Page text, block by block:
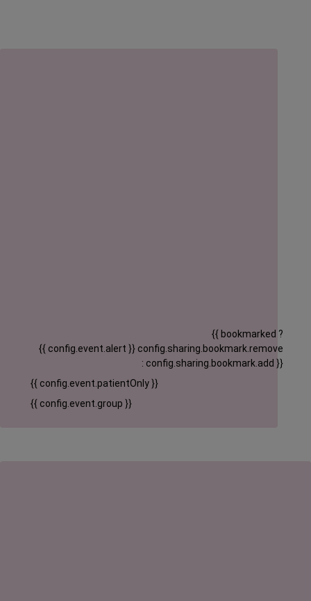
{{ config.event.alert }}
{{ bookmarked ?
config.sharing.bookmark.remove
: config.sharing.bookmark.add }}
{{ config.event.patientOnly }}
{{ config.event.group }}